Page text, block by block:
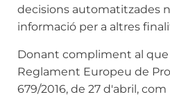
decisions automatitzades
informació per a altres
Donant compliment al que
Reglament Europeu de
679/2016, de 27 d'abril,